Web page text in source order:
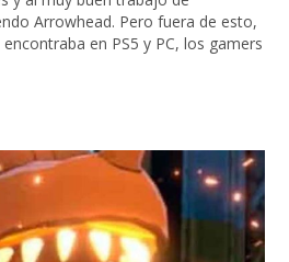
Arrowhead. Pero fuera de esto,
en PS5 y PC, los gamers